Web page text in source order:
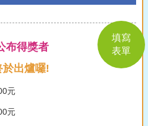
布得獎者
出爐囉!
元
元
填寫
表單